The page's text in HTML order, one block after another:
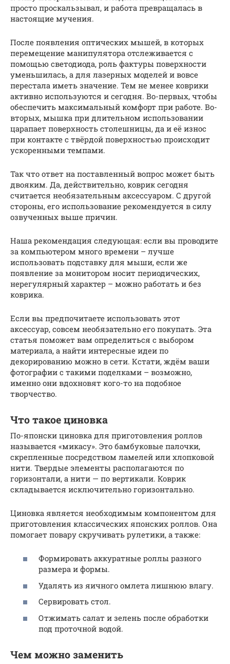
просто проскальзывал, и работа превращалась в
настоящие мучения.
После появления оптических мышей, в которых
перемещение манипулятора отслеживается с
помощью светодиода, роль фактуры поверхности
уменьшилась, а для лазерных моделей и вовсе
перестала иметь значение. Тем не менее коврики
активно используются и сегодня. Во-первых, чтобы
обеспечить максимальный комфорт при работе. Во-
вторых, мышка при длительном использовании
царапает поверхность столешницы, да и её износ
при контакте с твёрдой поверхностью происходит
ускоренными темпами.
Так что ответ на поставленный вопрос может быть
двояким. Да, действительно, коврик сегодня
считается необязательным аксессуаром. С другой
стороны, его использование рекомендуется в силу
озвученных выше причин.
Наша рекомендация следующая: если вы проводите
за компьютером много времени – лучше
использовать подставку для мыши, если же
появление за монитором носит периодических,
нерегулярный характер – можно работать и без
коврика.
Если вы предпочитаете использовать этот
аксессуар, совсем необязательно его покупать. Эта
статья поможет вам определиться с выбором
материала, а найти интересные идеи по
декорированию можно в сети. Кстати, ждём ваши
фотографии с такими поделками – возможно,
именно они вдохновят кого-то на подобное
творчество.
Что такое циновка
По-японски циновка для приготовления роллов
называется «микасу». Это бамбуковые палочки,
скрепленные посредством ламелей или хлопковой
нити. Твердые элементы располагаются по
горизонтали, а нити — по вертикали. Коврик
складывается исключительно горизонтально.
Циновка является необходимым компонентом для
приготовления классических японских роллов. Она
помогает повару скручивать рулетики, а также:
Формировать аккуратные роллы разного
размера и формы.
Удалять из яичного омлета лишнюю влагу.
Сервировать стол.
Отжимать салат и зелень после обработки
под проточной водой.
Чем можно заменить